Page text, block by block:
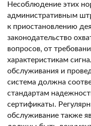
Несоблюдение этих
административным
к приостановлению
законодательство
вопросов‚ от
характеристикам
обслуживания и
система должна
стандартам
сертификаты.
обслуживание также